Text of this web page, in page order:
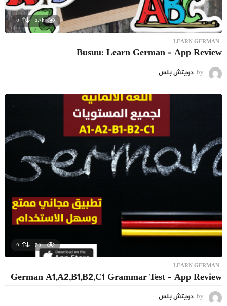
2.3k
0
LEARN GERMAN
Busuu: Learn German – App Review
by دويتش بلس
7.3k
0
LEARN GERMAN
German A1,A2,B1,B2,C1 Grammar Test – App Review
by دويتش بلس